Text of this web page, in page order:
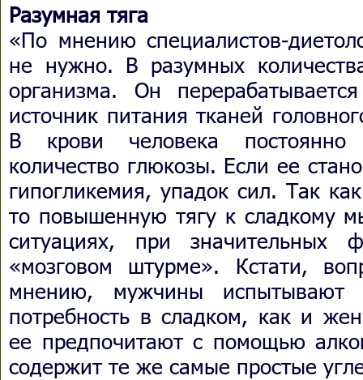
Разумная тяга
«По мнению специалистов-
не нужно. В разумных
организма. Он
источник питания тканей
В крови человека постоянно
количество глюкозы. Если ее
гипогликемия, упадок сил. Так
то повышенную тягу к сладкому
ситуациях, при значительных
«мозговом штурме». Кстати,
мнению, мужчины испытывают
потребность в сладком, как и
ее предпочитают с помощью
содержит те же самые простые